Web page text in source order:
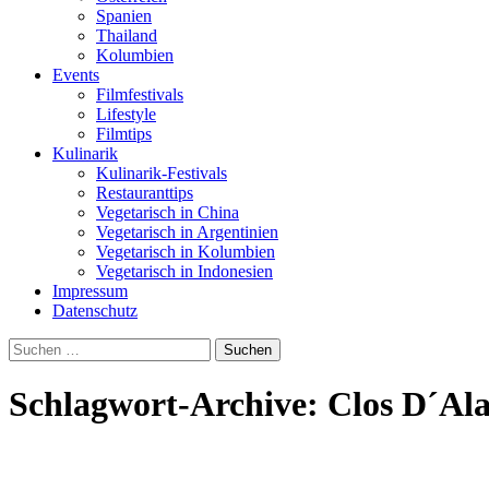
Spanien
Thailand
Kolumbien
Events
Filmfestivals
Lifestyle
Filmtips
Kulinarik
Kulinarik-Festivals
Restauranttips
Vegetarisch in China
Vegetarisch in Argentinien
Vegetarisch in Kolumbien
Vegetarisch in Indonesien
Impressum
Datenschutz
Suchen
nach:
Schlagwort-Archive: Clos